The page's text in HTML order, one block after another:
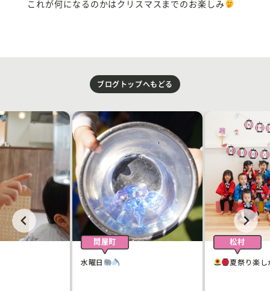
これが何になるのかはクリスマスまでのお楽しみ
ブログトップへもどる
問屋町
水曜日
松村
夏祭り楽し